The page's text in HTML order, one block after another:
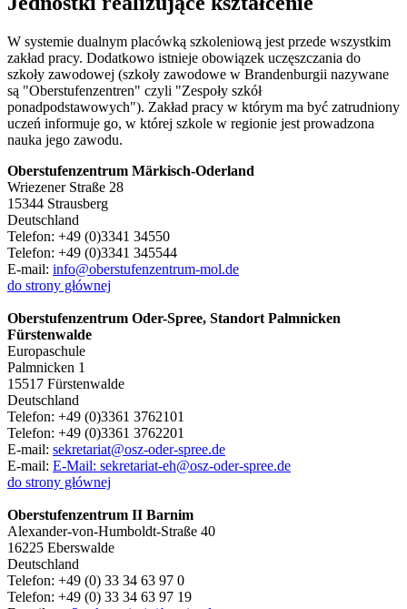
W systemie dualnym placówką szkoleniową jest przede wszystkim
zakład pracy. Dodatkowo istnieje obowiązek uczęszczania do
szkoły zawodowej (szkoły zawodowe w Brandenburgii nazywane
są "Oberstufenzentren" czyli "Zespoły szkół
ponadpodstawowych"). Zakład pracy w którym ma być zatrudniony
uczeń informuje go, w której szkole w regionie jest prowadzona
nauka jego zawodu.
Oberstufenzentrum Märkisch-Oderland
Wriezener Straße 28
15344 Strausberg
Deutschland
Telefon: +49 (0)3341 34550
Telefon: +49 (0)3341 345544
E-mail: info@oberstufenzentrum-mol.de
do strony głównej
Oberstufenzentrum Oder-Spree, Standort Palmnicken
Fürstenwalde
Europaschule
Palmnicken 1
15517 Fürstenwalde
Deutschland
Telefon: +49 (0)3361 3762101
Telefon: +49 (0)3361 3762201
E-mail: sekretariat@osz-oder-spree.de
E-mail: E-Mail: sekretariat-eh@osz-oder-spree.de
do strony głównej
Oberstufenzentrum II Barnim
Alexander-von-Humboldt-Straße 40
16225 Eberswalde
Deutschland
Telefon: +49 (0) 33 34 63 97 0
Telefon: +49 (0) 33 34 63 97 19